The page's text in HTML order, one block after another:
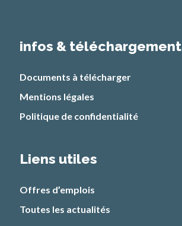
infos & téléchargement
Documents à télécharger
Mentions légales
Politique de confidentialité
Liens utiles
Offres d’emplois
Toutes les actualités